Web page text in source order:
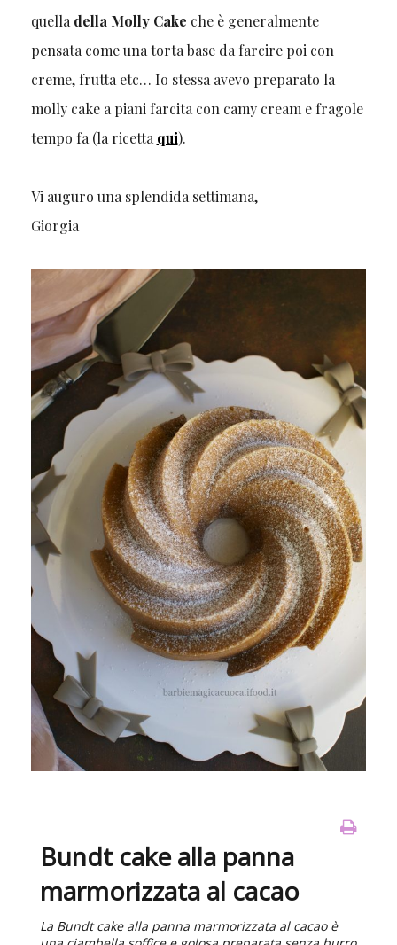
quelladella Molly Cake che è generalmente
pensata come una torta base da farcire poi con
creme, frutta etc… Io stessa avevo preparato la
molly cake a piani farcita con camy cream e fragole
tempo fa (la ricettaqui).
Vi auguro una splendida settimana,
Giorgia
Bundt cake alla panna
marmorizzata al cacao
La Bundt cake alla panna marmorizzata al cacao è